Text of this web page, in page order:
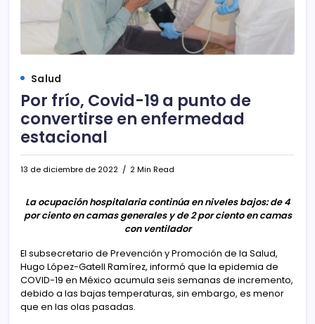
Salud
Por frío, Covid-19 a punto de
convertirse en enfermedad
estacional
13 de diciembre de 2022 2 Min Read
La ocupación hospitalaria continúa en niveles bajos: de 4
por ciento en camas generales y de 2 por ciento en camas
con ventilador
El subsecretario de Prevención y Promoción de la Salud,
Hugo López-Gatell Ramírez, informó que la epidemia de
COVID-19 en México acumula seis semanas de incremento,
debido a las bajas temperaturas, sin embargo, es menor
que en las olas pasadas.